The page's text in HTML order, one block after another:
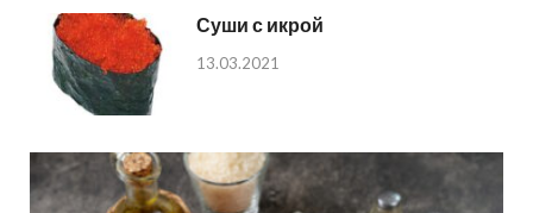
Суши с икрой
13.03.2021